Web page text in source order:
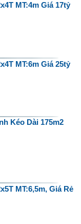
MT:4m Giá 17tỷ
MT:6m Giá 25tỷ
Kéo Dài 175m2
MT:6,5m, Giá Rẻ